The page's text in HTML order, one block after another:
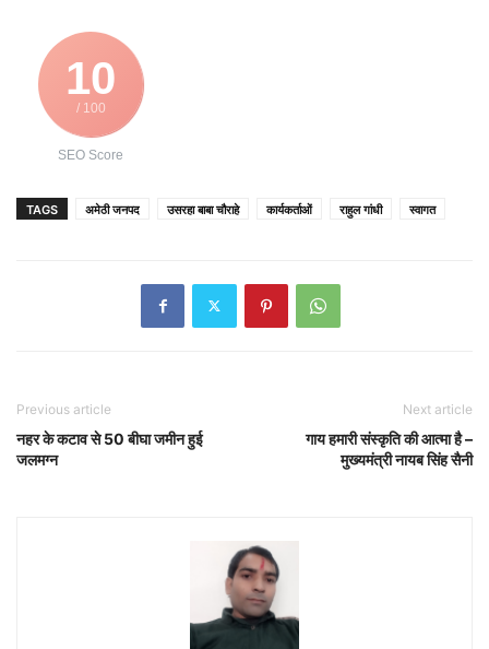
10
/ 100
SEO Score
TAGS अमेठी जनपद उसरहा बाबा चौराहे कार्यकर्ताओं राहुल गांधी स्वागत
Previous article
नहर के कटाव से 50 बीघा जमीन हुई
जलमग्न
Next article
गाय हमारी संस्कृति की आत्मा है –
मुख्यमंत्री नायब सिंह सैनी